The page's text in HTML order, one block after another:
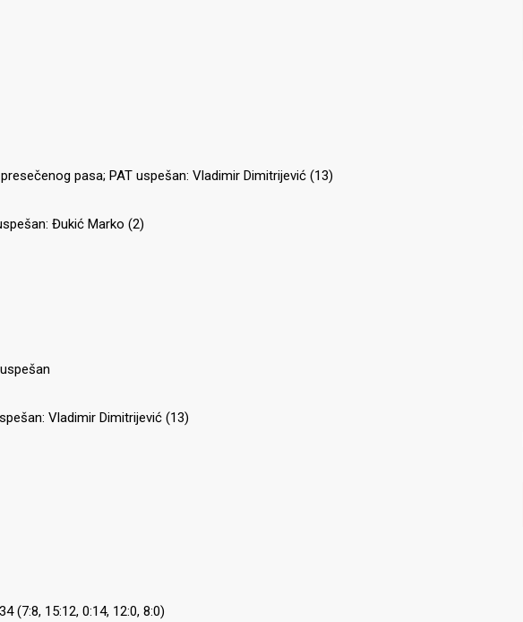
pasa; PAT uspešan: Vladimir Dimitrijević (13)
Đukić Marko (2)
Vladimir Dimitrijević (13)
(7:8, 15:12, 0:14, 12:0, 8:0)